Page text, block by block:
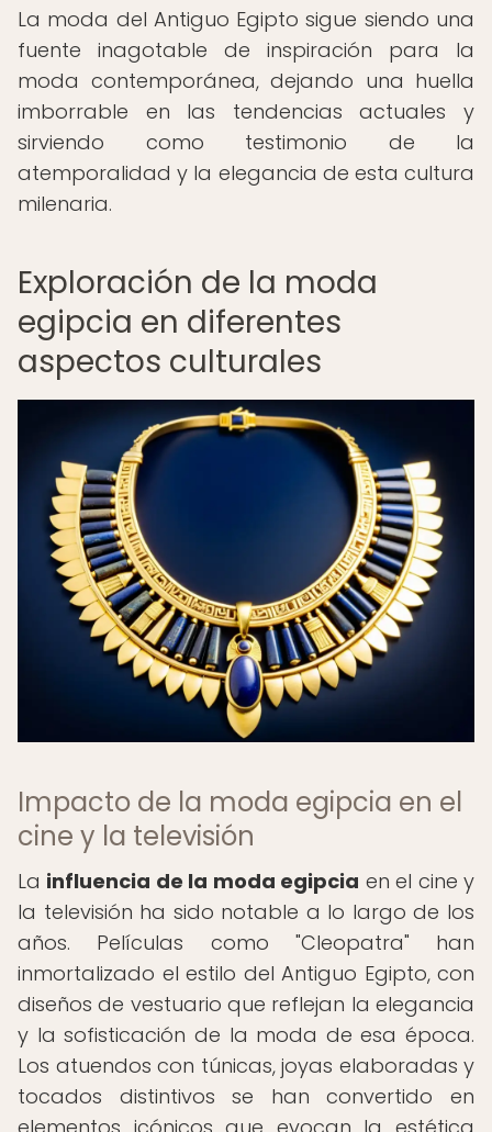
La moda del Antiguo Egipto sigue siendo una
fuente inagotable de inspiración para la
moda contemporánea, dejando una huella
imborrable en las tendencias actuales y
sirviendo como testimonio de la
atemporalidad y la elegancia de esta cultura
milenaria.
Exploración de la moda
egipcia en diferentes
aspectos culturales
Impacto de la moda egipcia en el
cine y la televisión
La influencia de la moda egipcia en el cine y
la televisión ha sido notable a lo largo de los
años. Películas como "Cleopatra" han
inmortalizado el estilo del Antiguo Egipto, con
diseños de vestuario que reflejan la elegancia
y la sofisticación de la moda de esa época.
Los atuendos con túnicas, joyas elaboradas y
tocados distintivos se han convertido en